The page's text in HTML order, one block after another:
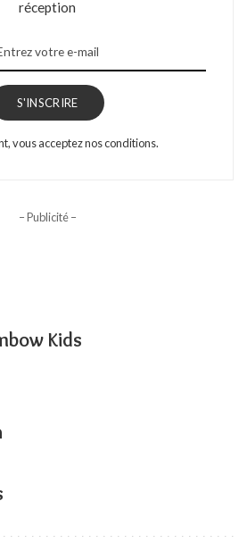
réception
S'INSCRIRE
vous acceptez nos conditions.
– Publicité –
Kids